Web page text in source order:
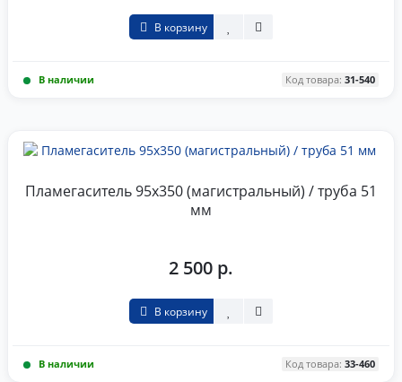
В корзину
В наличии Код товара: 31-540
Пламегаситель 95x350 (магистральный) / труба 51
мм
2 500 р.
В корзину
В наличии Код товара: 33-460